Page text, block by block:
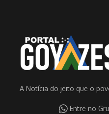
A Notícia do jeito que o
Entre no